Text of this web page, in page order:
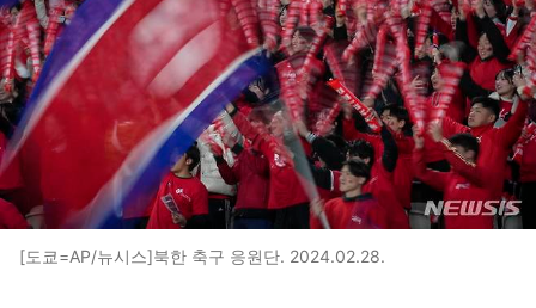
[도쿄=AP/뉴시스]북한 축구 응원단. 2024.02.28.